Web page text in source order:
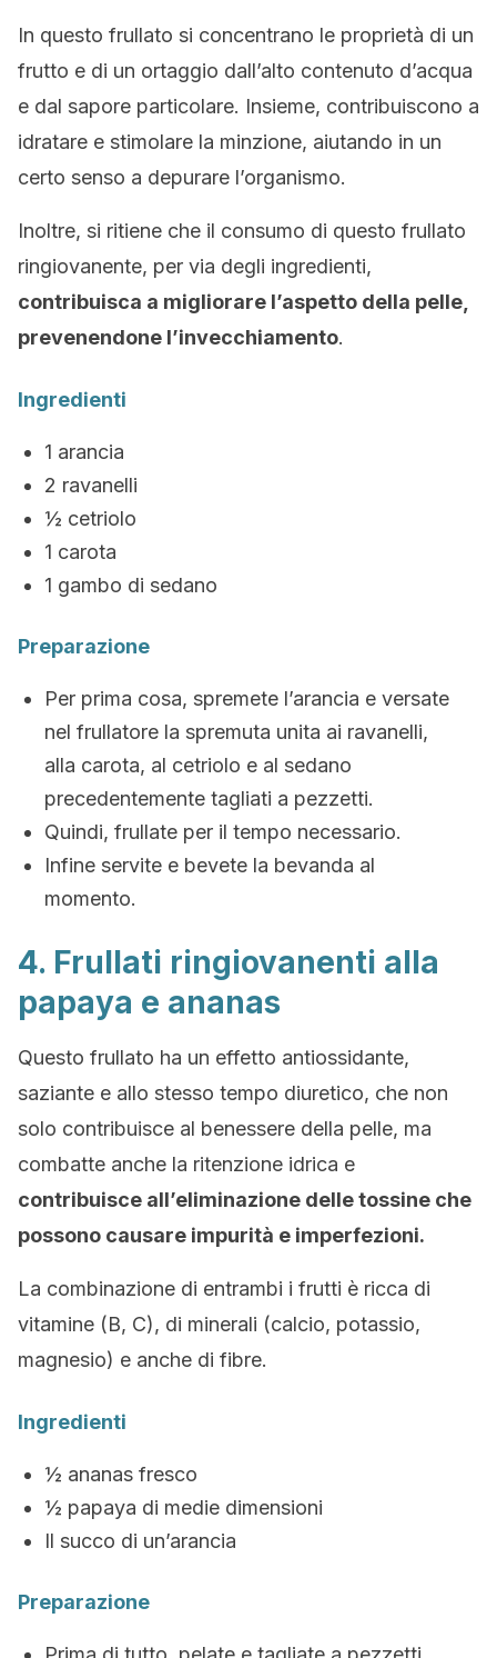
In questo frullato si concentrano le proprietà di un
frutto e di un ortaggio dall’alto contenuto d’acqua
e dal sapore particolare. Insieme, contribuiscono a
idratare e stimolare la minzione, aiutando in un
certo senso a depurare l’organismo.
Inoltre, si ritiene che il consumo di questo frullato
ringiovanente, per via degli ingredienti,
contribuisca a migliorare l’aspetto della pelle,
prevenendone l’invecchiamento.
Ingredienti
1 arancia
2 ravanelli
½ cetriolo
1 carota
1 gambo di sedano
Preparazione
Per prima cosa, spremete l’arancia e versate
nel frullatore la spremuta unita ai ravanelli,
alla carota, al cetriolo e al sedano
precedentemente tagliati a pezzetti.
Quindi, frullate per il tempo necessario.
Infine servite e bevete la bevanda al
momento.
4. Frullati ringiovanenti alla
papaya e ananas
Questo frullato ha un effetto antiossidante,
saziante e allo stesso tempo diuretico, che non
solo contribuisce al benessere della pelle, ma
combatte anche la ritenzione idrica e
contribuisce all’eliminazione delle tossine che
possono causare impurità e imperfezioni.
La combinazione di entrambi i frutti è ricca di
vitamine (B, C), di minerali (calcio, potassio,
magnesio) e anche di fibre.
Ingredienti
½ ananas fresco
½ papaya di medie dimensioni
Il succo di un’arancia
Preparazione